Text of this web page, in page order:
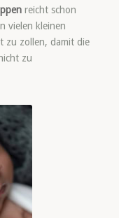
reicht schon
vielen kleinen
zu zollen, damit die
zu